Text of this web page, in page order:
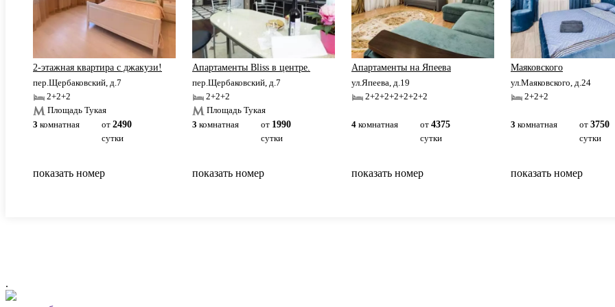
2-этажная квартира c джакузи!
пер.Щербаковский, д.7
2+2+2
Площадь Тукая
3 комнатная от 2490
сутки
показать номер
Апартаменты Bliss в центре.
пер.Щербаковский, д.7
2+2+2
Площадь Тукая
3 комнатная от 1990
сутки
показать номер
Апартаменты на Япеева
ул.Япеева, д.19
2+2+2+2+2+2+2
4 комнатная от 4375
сутки
показать номер
Маяковского
ул.Маяковского, д.24
2+2+2
3 комнатная от 3750
сутки
показать номер
.